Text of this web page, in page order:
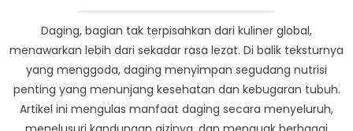
Coba
Daging, bagian tak terpisahkan dari kuliner global,
menawarkan lebih dari sekadar rasa lezat. Di balik teksturnya
yang menggoda, daging menyimpan segudang nutrisi
penting yang menunjang kesehatan dan kebugaran tubuh.
Artikel ini mengulas manfaat daging secara menyeluruh,